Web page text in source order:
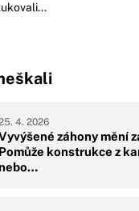
záhony mění
Pomůže konstrukce z
nebo…
4. 2026